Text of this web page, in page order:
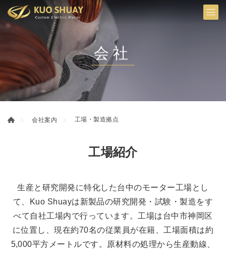
会社
会社案内 工場・製造拠点
工場紹介
生産と研究開発に特化した台中のモーター工場とし
て、Kuo Shuayは新製品の研究開発・試験・製造をす
べて自社工場内で行っています。工場は台中市神岡区
に位置し、現在約70名の従業員が在籍、工場面積は約
5,000平方メートルです。原材料の処理から生産動線、